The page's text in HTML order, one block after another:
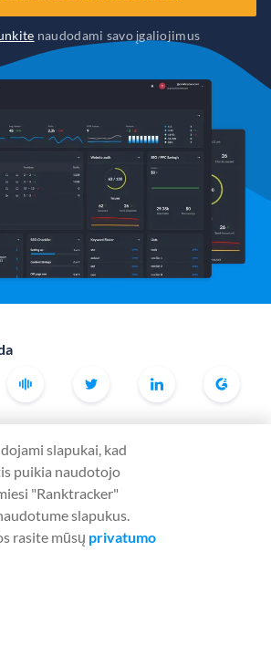
naudodami savo įgaliojimus
slapukai, kad
puikia naudotojo
"Ranktracker"
slapukus.
rasite mūsų privatumo